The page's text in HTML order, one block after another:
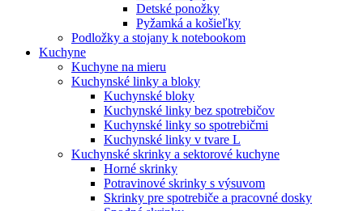
Detské ponožky
Pyžamká a košieľky
Podložky a stojany k notebookom
Kuchyne
Kuchyne na mieru
Kuchynské linky a bloky
Kuchynské bloky
Kuchynské linky bez spotrebičov
Kuchynské linky so spotrebičmi
Kuchynské linky v tvare L
Kuchynské skrinky a sektorové kuchyne
Horné skrinky
Potravinové skrinky s výsuvom
Skrinky pre spotrebiče a pracovné dosky